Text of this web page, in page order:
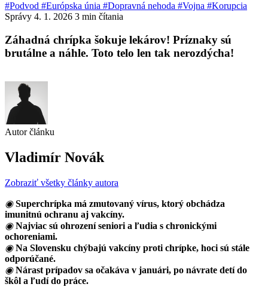
#Podvod #Európska únia #Dopravná nehoda #Vojna #Korupcia
Správy 4. 1. 2026 3 min čítania
Záhadná chrípka šokuje lekárov! Príznaky sú
brutálne a náhle. Toto telo len tak nerozdýcha!
Autor článku
Vladimír Novák
Zobraziť všetky články autora
◉ Superchrípka má zmutovaný vírus, ktorý obchádza
imunitnú ochranu aj vakcíny.
◉ Najviac sú ohrození seniori a ľudia s chronickými
ochoreniami.
◉ Na Slovensku chýbajú vakcíny proti chrípke, hoci sú stále
odporúčané.
◉ Nárast prípadov sa očakáva v januári, po návrate detí do
škôl a ľudí do práce.